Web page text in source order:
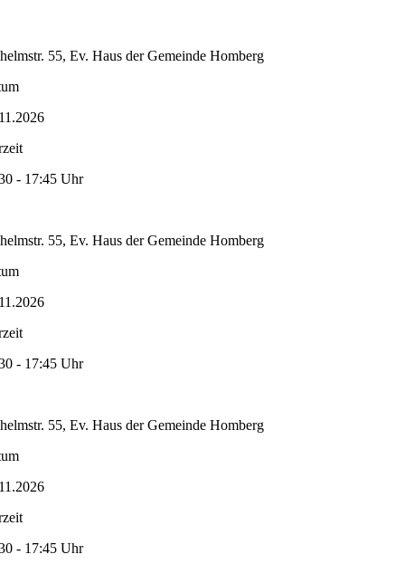
55, Ev. Haus der Gemeinde Homberg
- 17:45 Uhr
55, Ev. Haus der Gemeinde Homberg
- 17:45 Uhr
55, Ev. Haus der Gemeinde Homberg
- 17:45 Uhr